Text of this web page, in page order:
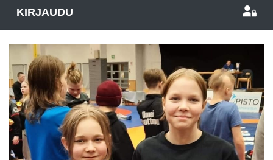
KIRJAUDU